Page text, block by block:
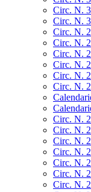
Circ. N.
Circ. N.
Circ. N.
Circ. N.
Circ. N.
Circ. N.
Circ. N.
Circ. N.
Circ. N.
Circ. N.
Circ. N.
Circ. N.
Circ. N.
Circ. N.
Circ. N.